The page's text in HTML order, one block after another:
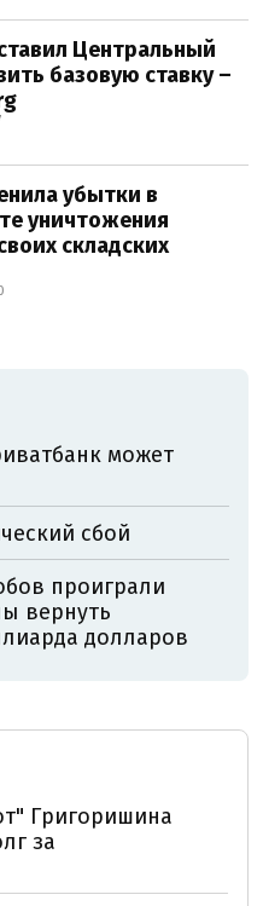
Центральный
базовую ставку –
убытки в
уничтожения
складских
может
сбой
проиграли
вернуть
долларов
Григоришина
за